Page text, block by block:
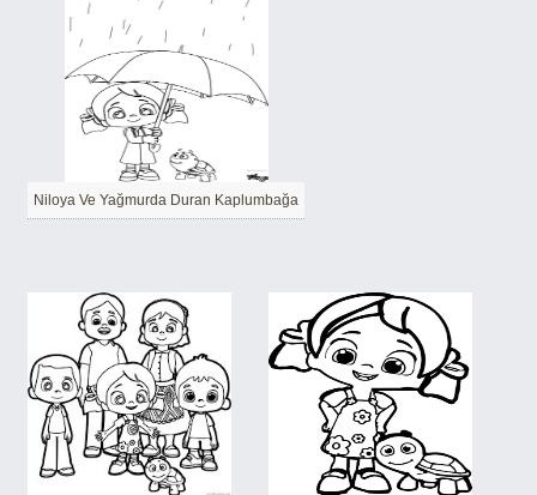
Niloya Ve Yağmurda Duran Kaplumbağa